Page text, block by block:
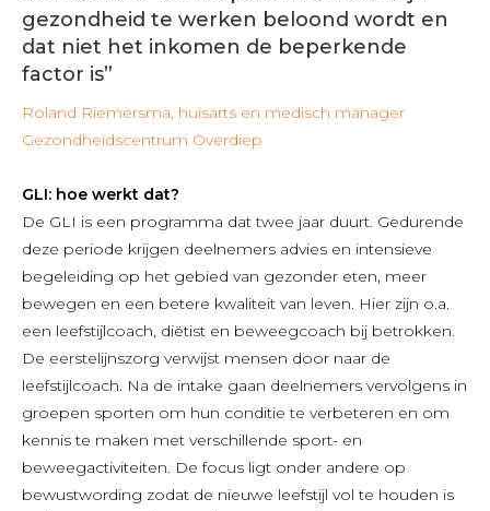
gezondheid te werken beloond wordt en
dat niet het inkomen de beperkende
factor is”
Roland Riemersma, huisarts en medisch manager
Gezondheidscentrum Overdiep
GLI: hoe werkt dat?
De GLI is een programma dat twee jaar duurt. Gedurende
deze periode krijgen deelnemers advies en intensieve
begeleiding op het gebied van gezonder eten, meer
bewegen en een betere kwaliteit van leven. Hier zijn o.a.
een leefstijlcoach, diëtist en beweegcoach bij betrokken.
De eerstelijnszorg verwijst mensen door naar de
leefstijlcoach. Na de intake gaan deelnemers vervolgens in
groepen sporten om hun conditie te verbeteren en om
kennis te maken met verschillende sport- en
beweegactiviteiten. De focus ligt onder andere op
bewustwording zodat de nieuwe leefstijl vol te houden is